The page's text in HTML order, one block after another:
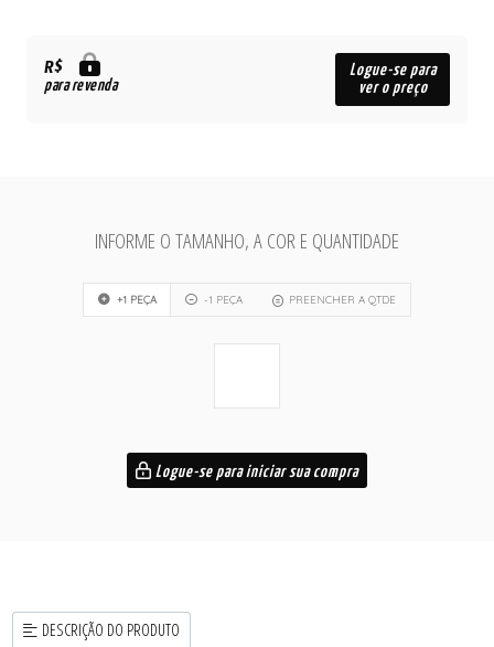
R$
para revenda
Logue-se para
ver o preço
INFORME O TAMANHO, A COR E QUANTIDADE
+1 PEÇA -1 PEÇA PREENCHER A QTDE
Logue-se para iniciar sua compra
DESCRIÇÃO DO PRODUTO